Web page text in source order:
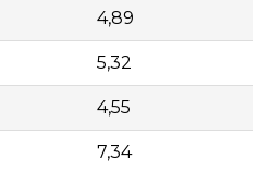
4,89
5,32
4,55
7,34